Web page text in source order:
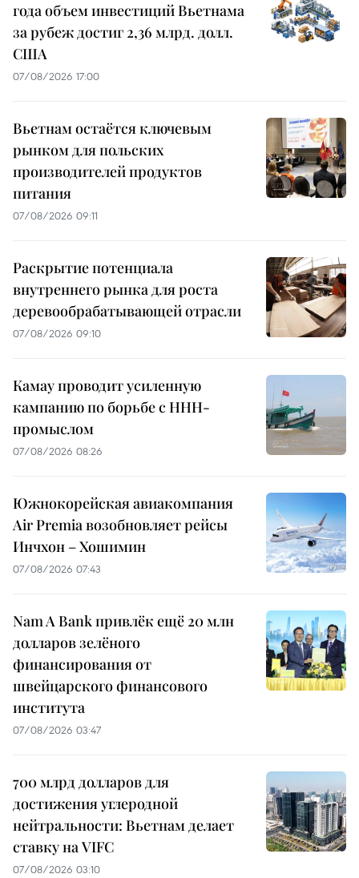
года объем инвестиций Вьетнама
за рубеж достиг 2,36 млрд. долл.
США
07/08/2026 17:00
Вьетнам остаётся ключевым
рынком для польских
производителей продуктов
питания
07/08/2026 09:11
Раскрытие потенциала
внутреннего рынка для роста
деревообрабатывающей отрасли
07/08/2026 09:10
Камау проводит усиленную
кампанию по борьбе с ННН-
промыслом
07/08/2026 08:26
Южнокорейская авиакомпания
Air Premia возобновляет рейсы
Инчхон – Хошимин
07/08/2026 07:43
Nam A Bank привлёк ещё 20 млн
долларов зелёного
финансирования от
швейцарского финансового
института
07/08/2026 03:47
700 млрд долларов для
достижения углеродной
нейтральности: Вьетнам делает
ставку на VIFC
07/08/2026 03:10